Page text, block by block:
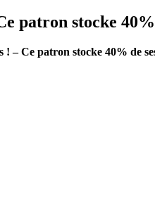
patron stocke
– Ce patron stocke 40% de